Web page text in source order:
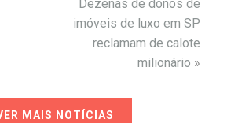
Dezenas de donos de
imóveis de luxo em SP
reclamam de calote
milionário »
MAIS NOTÍCIAS